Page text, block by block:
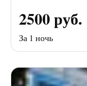
2500 руб.
За 1 ночь